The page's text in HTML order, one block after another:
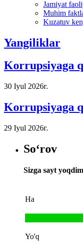
Jamiyat
Muhim
Kuzatuv
Yangiliklar
Korrupsiyaga
30 Iyul 2026г.
Korrupsiyaga
29 Iyul 2026г.
So‘rov
Sizga sayt
Ha
Yo'q